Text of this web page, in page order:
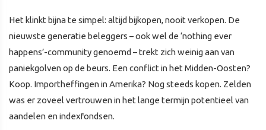
Het klinkt bijna te simpel: altijd bijkopen, nooit verkopen. De
nieuwste generatie beleggers – ook wel de ‘nothing ever
happens’-community genoemd – trekt zich weinig aan van
paniekgolven op de beurs. Een conflict in het Midden-Oosten?
Koop. Importheffingen in Amerika? Nog steeds kopen. Zelden
was er zoveel vertrouwen in het lange termijn potentieel van
aandelen en indexfondsen.